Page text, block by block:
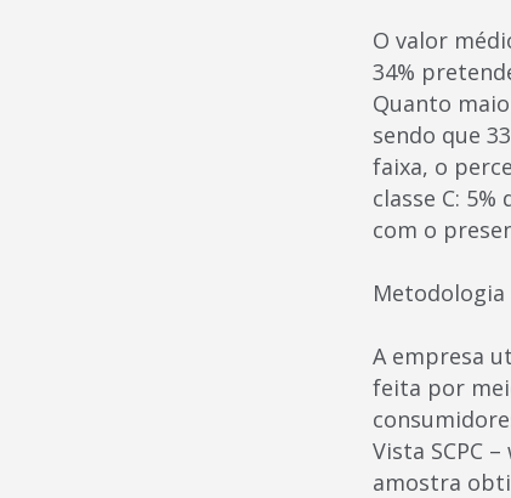
O valor
34%
Quanto
sendo que
faixa, o
classe C:
com o
Metodologia
A empresa
feita por
Vista SCPC
amostra